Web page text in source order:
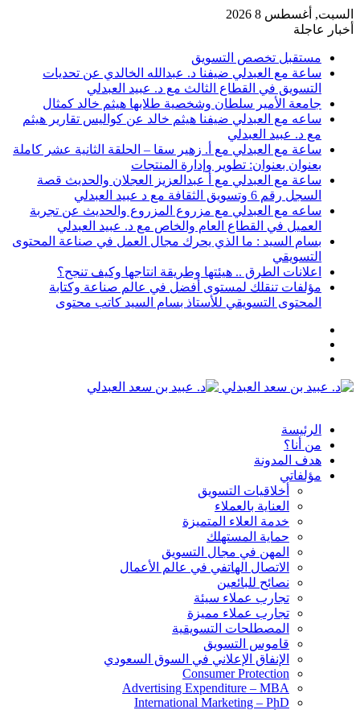
السبت, أغسطس 8 2026
أخبار عاجلة
مستقبل تخصص التسويق
ساعة مع العبدلي ضيفنا د. عبدالله الخالدي عن تحديات
التسويق في القطاع الثالث مع د. عبيد العبدلي
جامعة الأمير سلطان وشخصية طلابها هيثم خالد كمثال
ساعه مع العبدلي ضيفنا هيثم خالد عن كواليس تقارير هيثم
مع د. عبيد العبدلي
ساعة مع العبدلي مع أ. زهير سقا – الحلقة الثانية عشر كاملة
بعنوان بعنوان: تطوير وإدارة المنتجات
ساعة مع العبدلي مع أ عبدالعزيز العجلان والحديث قصة
السجل رقم 6 وتسويق الثقافة مع د عبيد العبدلي
ساعه مع العبدلي مع مزروع المزروع والحديث عن تجربة
العميل في القطاع العام والخاص مع د. عبيد العبدلي
بسام السيد : ما الذي يحرك مجال العمل في صناعة المحتوى
التسويقي
اعلانات الطرق .. هيئتها وطريقة انتاجها وكيف تنجح؟
مؤلفات تنقلك لمستوى أفضل في عالم صناعة وكتابة
المحتوى التسويقي للأستاذ بسام السيد كاتب محتوى
القائمة
الرئيسة
من أنا؟
هدف المدونة
مؤلفاتي
أخلاقيات التسويق
العناية بالعملاء
خدمة العلاء المتميزة
حماية المستهلك
المهن في مجال التسويق
الاتصال الهاتفي في عالم الأعمال
نصائح للبائعين
تجارب عملاء سيئة
تجارب عملاء مميزة
المصطلحات التسويقية
قاموس التسويق
الإنفاق الإعلاني في السوق السعودي
Consumer Protection
Advertising Expenditure – MBA
International Marketing – PhD